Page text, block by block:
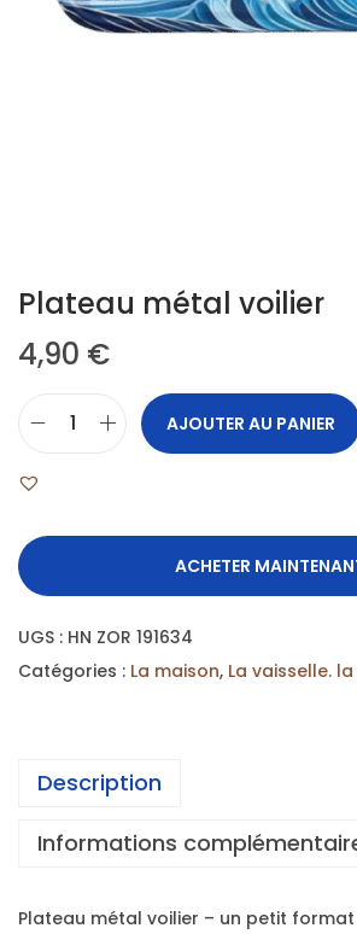
Plateau métal voilier
4,90 €
AJOUTER AU PANIER
ACHETER
UGS : HN ZOR 191634
Catégories : La maison, La vaisselle.
Description
Informations
Plateau métal voilier – un petit